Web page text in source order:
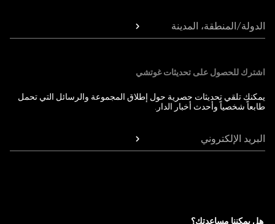
الدولة/المنطقة، المدينة
اشترك للحصول على تحديثات غوتشي
يمكنك تلقي تحديثات حصرية حول إطلاق المجموعة والرسائل التي تحمل
طابعاً شخصياً وأحدث أخبار الدار.
البريد الإلكتروني
هل يمكننا مساعدتك؟